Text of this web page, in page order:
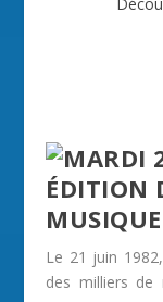
Le 21 juin
des milliers de